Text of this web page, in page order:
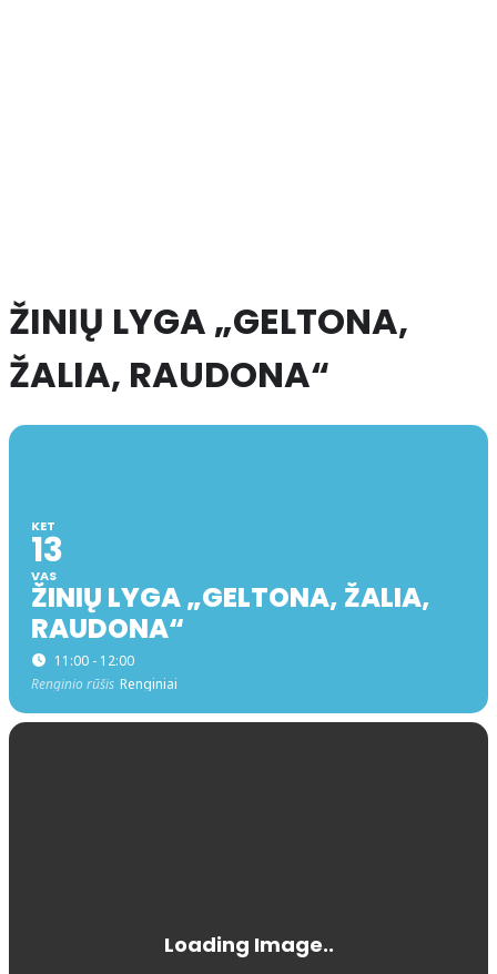
ŽINIŲ LYGA „GELTONA,
ŽALIA, RAUDONA“
KET
13
VAS
ŽINIŲ LYGA „GELTONA, ŽALIA,
RAUDONA“
11:00 - 12:00
Renginio rūšis Renginiai